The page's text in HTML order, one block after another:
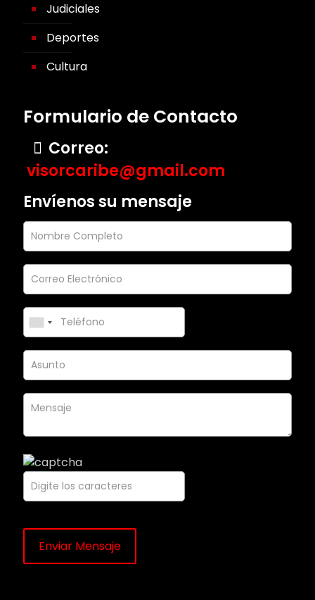
Judiciales
Deportes
Cultura
Formulario de Contacto
Correo:
visorcaribe@gmail.com
Envíenos su mensaje